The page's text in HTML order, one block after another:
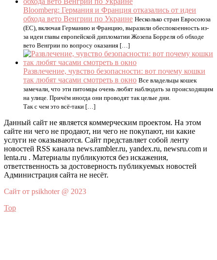
Bloomberg: Германия и Франция отказались от идеи
обхода вето Венгрии по Украине Несколько стран Евросоюза
(ЕС), включая Германию и Францию, выразили обеспокоенность из-
за идеи главы европейской дипломатии Жозепа Борреля об обходе
вето Венгрии по вопросу оказания […]
Развлечение, чувство безопасности: вот почему кошки
так любят часами смотреть в окно Все владельцы кошек
замечали, что эти питомцы очень любят наблюдать за происходящим
на улице. Причём иногда они проводят так целые дни.
Так с чем это всё-таки […]
Данный сайт не является коммерческим проектом. На этом
сайте ни чего не продают, ни чего не покупают, ни какие
услуги не оказываются. Сайт представляет собой ленту
новостей RSS канала news.rambler.ru, yandex.ru, newsru.com и
lenta.ru . Материалы публикуются без искажения,
ответственность за достоверность публикуемых новостей
Администрация сайта не несёт.
Сайт от psikhoter @ 2023
Top